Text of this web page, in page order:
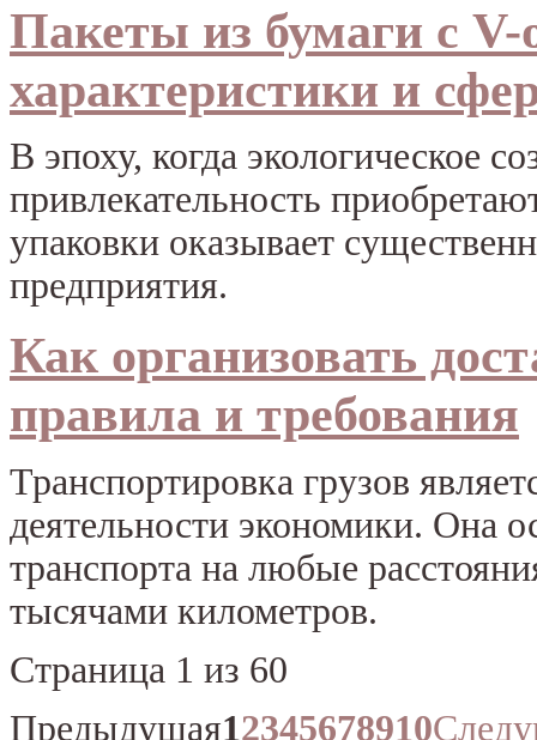
Пакеты из бумаги с
характеристики и
В эпоху, когда экологическое
привлекательность
упаковки оказывает
предприятия.
Как организовать
правила и требования
Транспортировка грузов
деятельности экономики. Она
транспорта на любые
тысячами километров.
Страница 1 из 60
Предыдущая12345678910